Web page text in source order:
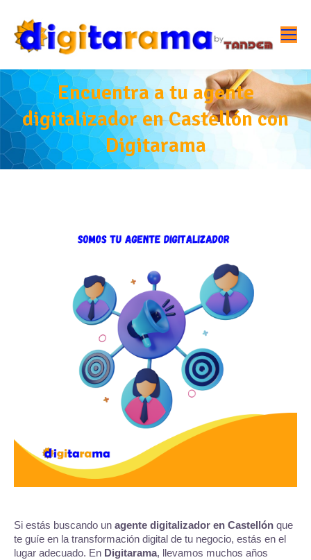
Encuentra a tu agente
digitalizador en Castellón con
Digitarama
Si estás buscando un agente digitalizador en Castellón que
te guíe en la transformación digital de tu negocio, estás en el
lugar adecuado. En Digitarama, llevamos muchos años